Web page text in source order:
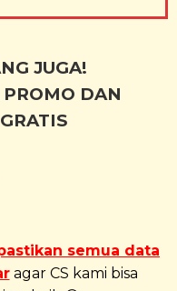
JUGA!
DAN
semua data
agar CS kami bisa